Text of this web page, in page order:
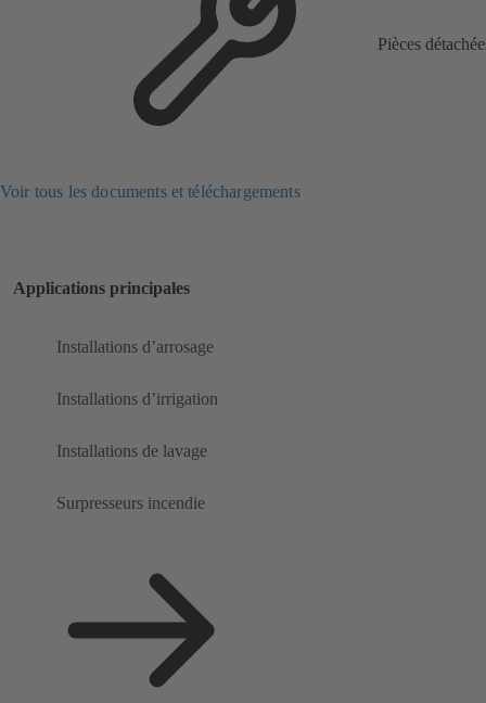
Pièces
Voir tous les documents et téléchargements
Applications principales
Installations d’arrosage
Installations d’irrigation
Installations de lavage
Surpresseurs incendie